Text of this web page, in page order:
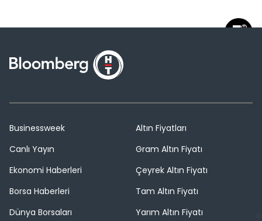
Businessweek
Canlı Yayın
Ekonomi Haberleri
Borsa Haberleri
Dünya Borsaları
Altın Fiyatları
Gram Altın Fiyatı
Çeyrek Altın Fiyatı
Tam Altın Fiyatı
Yarım Altın Fiyatı